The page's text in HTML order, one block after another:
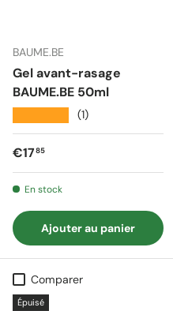
BAUME.BE
Gel avant-rasage
BAUME.BE 50ml
(1)
Prix régulier
€1785
En stock
Ajouter au panier
Comparer
Épuisé